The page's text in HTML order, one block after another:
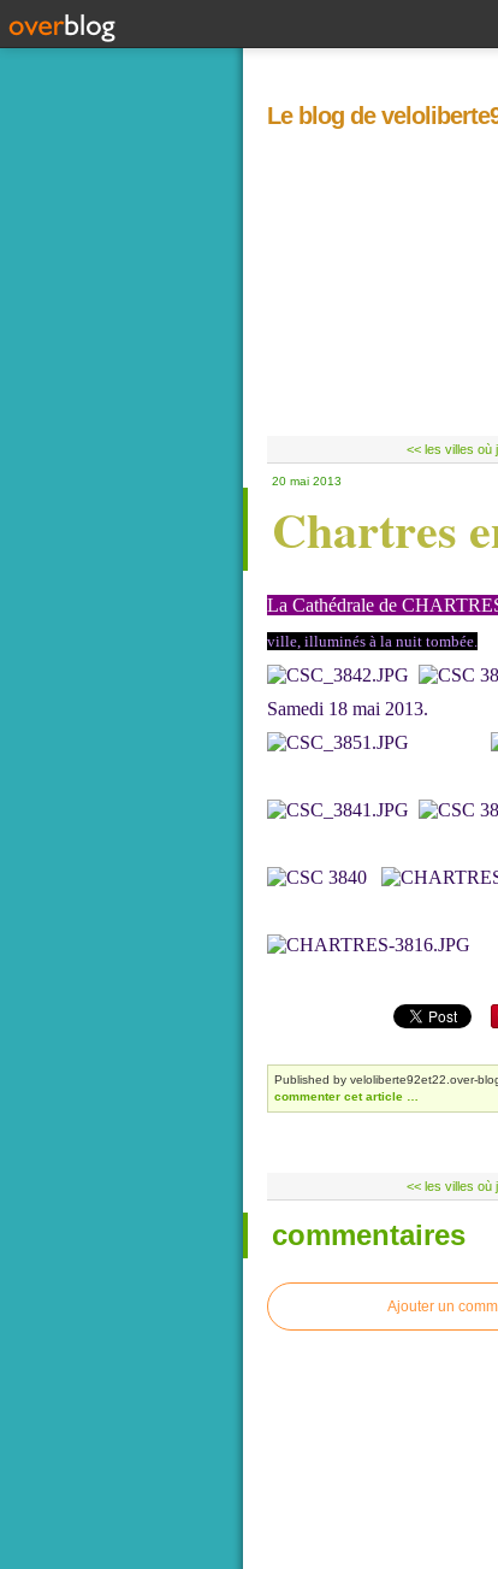
Le blog de
<< les villes où
20 mai 2013
Chartres
La Cathédrale de
ville, illuminés à la nuit tombée.
Samedi 18 mai 2013.
Published by veloliberte92et22.over-
commenter cet article
<< les villes où
commentaires
Ajouter un